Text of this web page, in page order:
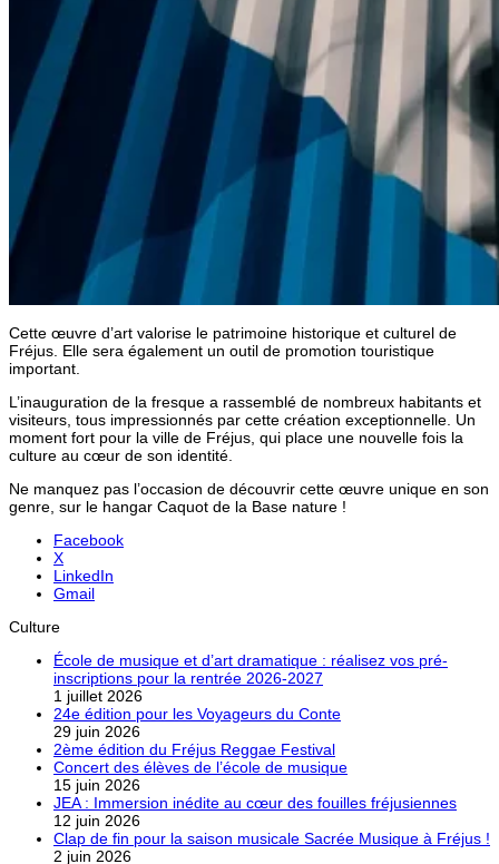
Cette œuvre d’art valorise le patrimoine historique et culturel de
Fréjus. Elle sera également un outil de promotion touristique
important.
L’inauguration de la fresque a rassemblé de nombreux habitants et
visiteurs, tous impressionnés par cette création exceptionnelle. Un
moment fort pour la ville de Fréjus, qui place une nouvelle fois la
culture au cœur de son identité.
Ne manquez pas l’occasion de découvrir cette œuvre unique en son
genre, sur le hangar Caquot de la Base nature !
Facebook
X
LinkedIn
Gmail
Culture
École de musique et d’art dramatique : réalisez vos pré-
inscriptions pour la rentrée 2026-2027
1 juillet 2026
24e édition pour les Voyageurs du Conte
29 juin 2026
2ème édition du Fréjus Reggae Festival
Concert des élèves de l’école de musique
15 juin 2026
JEA : Immersion inédite au cœur des fouilles fréjusiennes
12 juin 2026
Clap de fin pour la saison musicale Sacrée Musique à Fréjus !
2 juin 2026